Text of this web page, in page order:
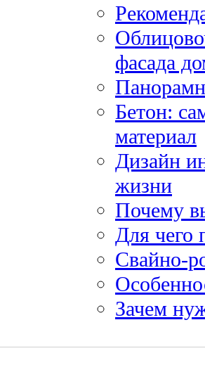
фасада
Бетон:
материал
Дизайн
жизни
Почему
Для чего
Свайно-
Зачем